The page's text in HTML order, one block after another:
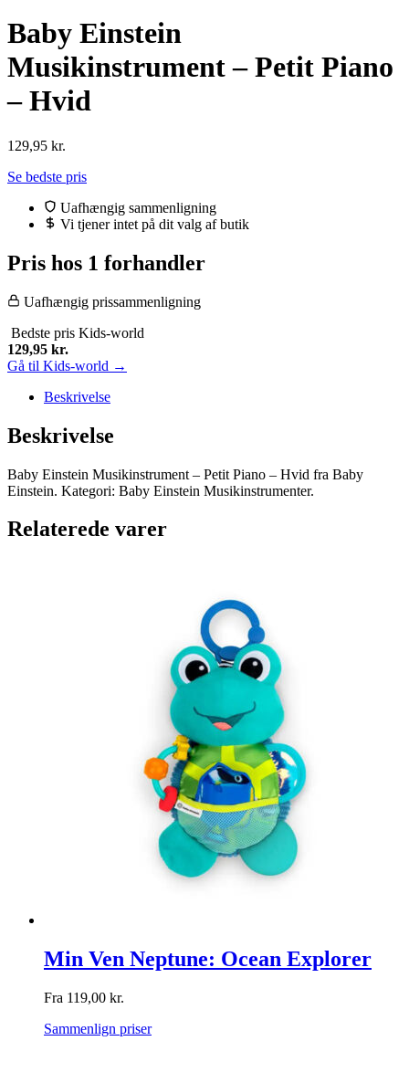
Baby Einstein
Musikinstrument – Petit Piano
– Hvid
129,95 kr.
Se bedste pris
Uafhængig sammenligning
Vi tjener intet på dit valg af butik
Pris hos 1 forhandler
Uafhængig prissammenligning
Bedste pris Kids-world
129,95 kr.
Gå til Kids-world →
Beskrivelse
Beskrivelse
Baby Einstein Musikinstrument – Petit Piano – Hvid fra Baby
Einstein. Kategori: Baby Einstein Musikinstrumenter.
Relaterede varer
Min Ven Neptune: Ocean Explorer
Fra 119,00 kr.
Sammenlign priser